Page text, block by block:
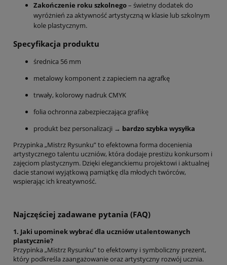
Zakończenie roku szkolnego– świetny dodatek do
wyróżnień za aktywność artystyczną w klasie lub szkolnym
kole plastycznym.
Specyfikacja produktu
średnica 56 mm
metalowy komponent z zapieciem na agrafkę
trwały, kolorowy nadruk CMYK
folia ochronna zabezpieczająca grafikę
produkt bez personalizacji → bardzo szybka wysyłka
Przypinka „Mistrz Rysunku” to efektowna forma docenienia
artystycznego talentu uczniów, która dodaje prestiżu konkursom i
zajęciom plastycznym. Dzięki eleganckiemu projektowi i aktualnej
dacie stanowi wyjątkową pamiątkę dla młodych twórców,
wspierając ich kreatywność.
Najczęściej zadawane pytania (FAQ)
1. Jaki upominek wybrać dla uczniów utalentowanych
plastycznie?
Przypinka „Mistrz Rysunku” to efektowny i symboliczny prezent,
który podkreśla zaangażowanie oraz artystyczny rozwój ucznia.